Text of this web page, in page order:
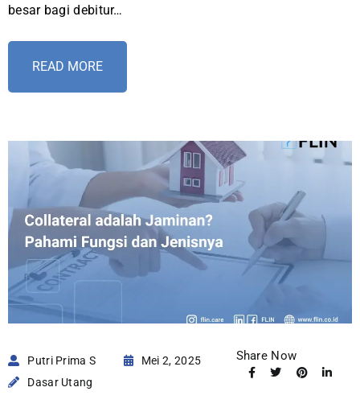
besar bagi debitur…
READ MORE
Putri Prima S
Mei 2, 2025
Dasar Utang
Share Now